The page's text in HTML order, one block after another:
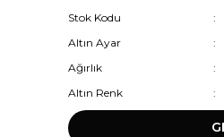
Stok Kodu
Altın Ayar
Ağırlık
Altın Renk